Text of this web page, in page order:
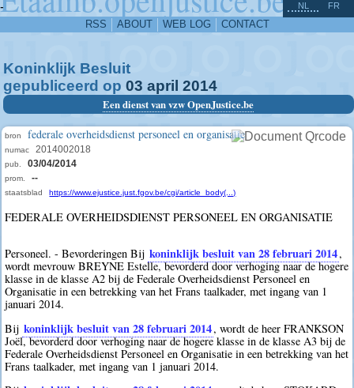
-
RSS ABOUT WEB LOG CONTACT
NL FR
Koninklijk Besluit
gepubliceerd op 03 april 2014
Een dienst van vzw OpenJustice.be
bron federale overheidsdienst personeel en organisatie
numac 2014002018
pub. 03/04/2014
prom. --
staatsblad https://www.ejustice.just.fgov.be/cgi/article_body(...)
FEDERALE OVERHEIDSDIENST PERSONEEL EN ORGANISATIE
Personeel. - Bevorderingen Bij koninklijk besluit van 28 februari 2014,
wordt mevrouw BREYNE Estelle, bevorderd door verhoging naar de hogere
klasse in de klasse A2 bij de Federale Overheidsdienst Personeel en
Organisatie in een betrekking van het Frans taalkader, met ingang van 1
januari 2014.
Bij koninklijk besluit van 28 februari 2014, wordt de heer FRANKSON
Joël, bevorderd door verhoging naar de hogere klasse in de klasse A3 bij de
Federale Overheidsdienst Personeel en Organisatie in een betrekking van het
Frans taalkader, met ingang van 1 januari 2014.
^